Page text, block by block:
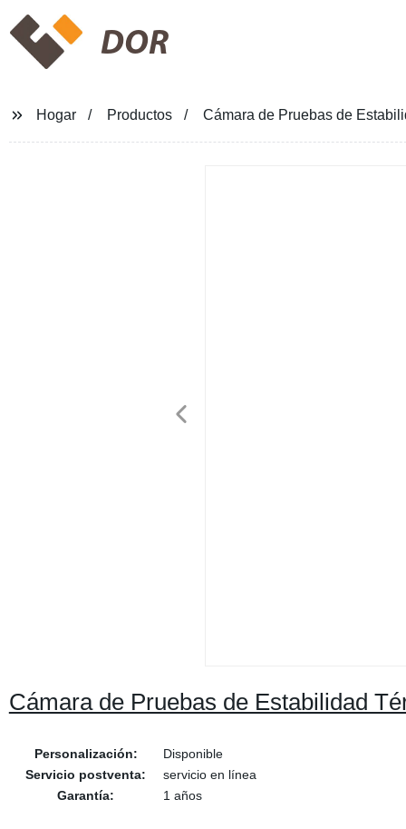
DOR
Hogar Productos Cámara de Pruebas de
Cámara de Pruebas de Estabilidad
Personalización:
Disponible
Servicio postventa:
servicio en línea
Garantía:
1 años